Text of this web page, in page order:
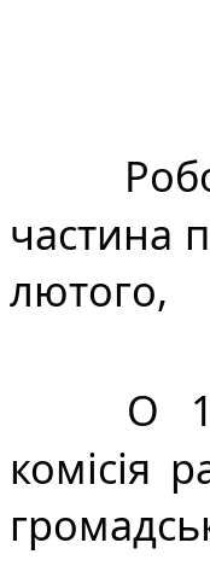
частина
лютого,
О
комісія